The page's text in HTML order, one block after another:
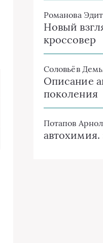
Романова
Новый
кроссовер
Соловьёв
Описание
поколения
Потапов
автохимия.